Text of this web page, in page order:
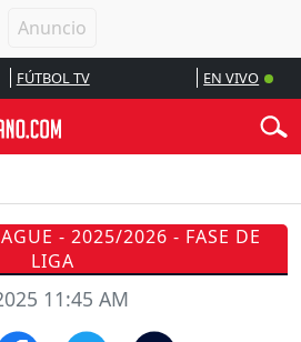
FÚTBOL TV EN VIVO
- 2025/2026 - FASE DE
LIGA
11:45 AM